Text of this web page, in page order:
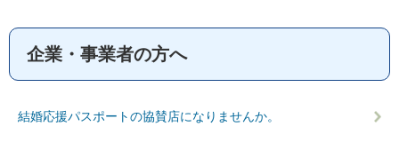
企業・事業者の方へ
結婚応援パスポートの協賛店になりませんか。